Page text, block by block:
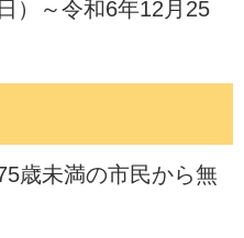
）～令和6年12月25
歳未満の市民から無